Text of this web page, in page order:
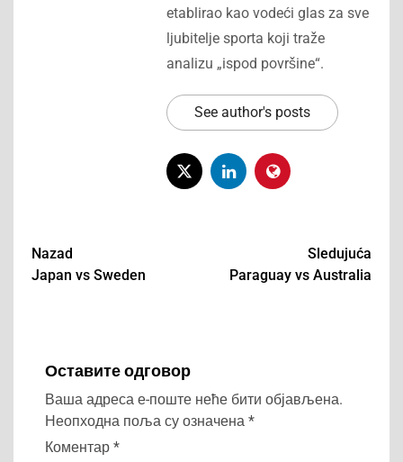
etablirao kao vodeći glas za sve
ljubitelje sporta koji traže
analizu „ispod površine“.
See author's posts
Post
Nazad
Japan vs Sweden
Sledujuća
Paraguay vs Australia
Оставите одговор
Ваша адреса е-поште неће бити објављена.
Неопходна поља су означена *
Коментар *